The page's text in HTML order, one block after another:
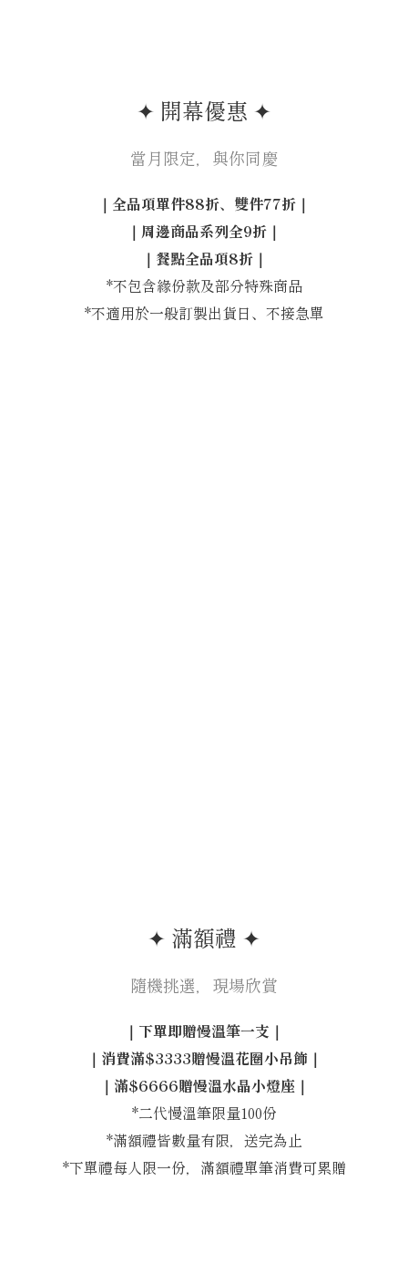
✦ 開幕優惠 ✦
當月限定，與你同慶
｜全品項單件88折、雙件77折｜
｜周邊商品系列全9折｜
｜餐點全品項8折｜
*不包含緣份款及部分特殊商品
*不適用於一般訂製出貨日、不接急單
✦ 滿額禮 ✦
隨機挑選，現場欣賞
｜下單即贈慢溫筆一支｜
｜消費滿$3333贈慢溫花圈小吊飾｜
｜滿$6666贈慢溫水晶小燈座｜
*二代慢溫筆限量100份
*滿額禮皆數量有限，送完為止
*下單禮每人限一份，滿額禮單筆消費可累贈